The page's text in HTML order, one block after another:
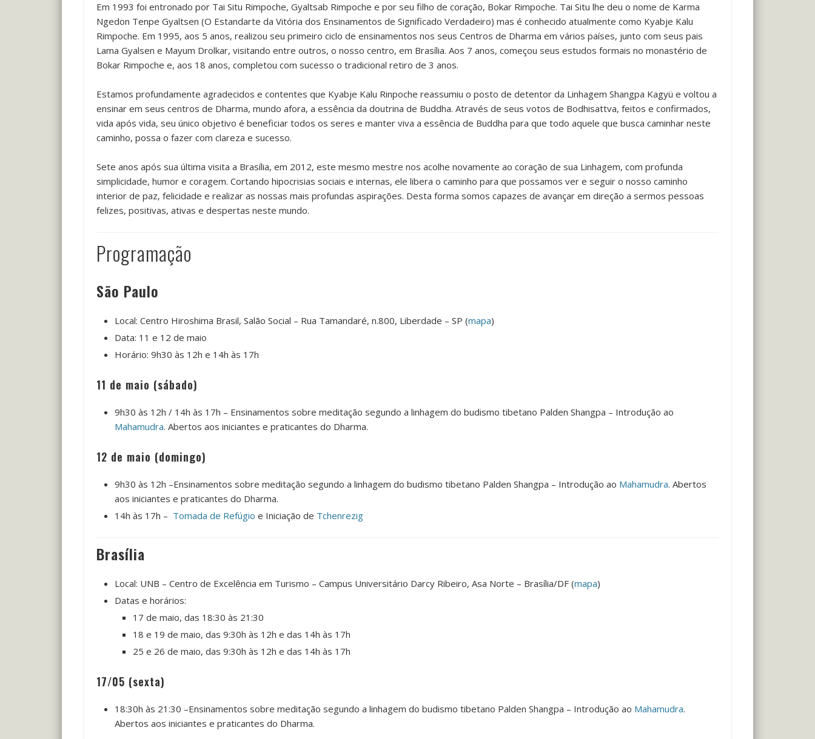
Em 1993 foi entronado por Tai Situ Rimpoche, Gyaltsab Rimpoche e por seu filho de coração, Bokar Rimpoche. Tai Situ lhe deu o nome de Karma
Ngedon Tenpe Gyaltsen (O Estandarte da Vitória dos Ensinamentos de Significado Verdadeiro) mas é conhecido atualmente como Kyabje Kalu
Rimpoche. Em 1995, aos 5 anos, realizou seu primeiro ciclo de ensinamentos nos seus Centros de Dharma em vários países, junto com seus pais
Lama Gyalsen e Mayum Drolkar, visitando entre outros, o nosso centro, em Brasília. Aos 7 anos, começou seus estudos formais no monastério de
Bokar Rimpoche e, aos 18 anos, completou com sucesso o tradicional retiro de 3 anos.
Estamos profundamente agradecidos e contentes que Kyabje Kalu Rinpoche reassumiu o posto de detentor da Linhagem Shangpa Kagyü e voltou a
ensinar em seus centros de Dharma, mundo afora, a essência da doutrina de Buddha. Através de seus votos de Bodhisattva, feitos e confirmados,
vida após vida, seu único objetivo é beneficiar todos os seres e manter viva a essência de Buddha para que todo aquele que busca caminhar neste
caminho, possa o fazer com clareza e sucesso.
Sete anos após sua última visita a Brasília, em 2012, este mesmo mestre nos acolhe novamente ao coração de sua Linhagem, com profunda
simplicidade, humor e coragem. Cortando hipocrisias sociais e internas, ele libera o caminho para que possamos ver e seguir o nosso caminho
interior de paz, felicidade e realizar as nossas mais profundas aspirações. Desta forma somos capazes de avançar em direção a sermos pessoas
felizes, positivas, ativas e despertas neste mundo.
Programação
São Paulo
Local: Centro Hiroshima Brasil, Salão Social – Rua Tamandaré, n.800, Liberdade – SP (mapa)
Data: 11 e 12 de maio
Horário: 9h30 às 12h e 14h às 17h
11 de maio (sábado)
9h30 às 12h / 14h às 17h – Ensinamentos sobre meditação segundo a linhagem do budismo tibetano Palden Shangpa – Introdução ao
Mahamudra. Abertos aos iniciantes e praticantes do Dharma.
12 de maio (domingo)
9h30 às 12h –Ensinamentos sobre meditação segundo a linhagem do budismo tibetano Palden Shangpa – Introdução ao Mahamudra. Abertos
aos iniciantes e praticantes do Dharma.
14h às 17h – Tomada de Refúgio e Iniciação de Tchenrezig
Brasília
Local: UNB – Centro de Excelência em Turismo – Campus Universitário Darcy Ribeiro, Asa Norte – Brasília/DF (mapa)
Datas e horários:
17 de maio, das 18:30 às 21:30
18 e 19 de maio, das 9:30h às 12h e das 14h às 17h
25 e 26 de maio, das 9:30h às 12h e das 14h às 17h
17/05 (sexta)
18:30h às 21:30 –Ensinamentos sobre meditação segundo a linhagem do budismo tibetano Palden Shangpa – Introdução ao Mahamudra.
Abertos aos iniciantes e praticantes do Dharma.